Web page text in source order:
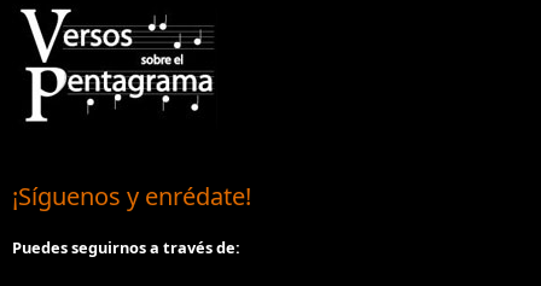
¡Síguenos y enrédate!
Puedes seguirnos a través de: